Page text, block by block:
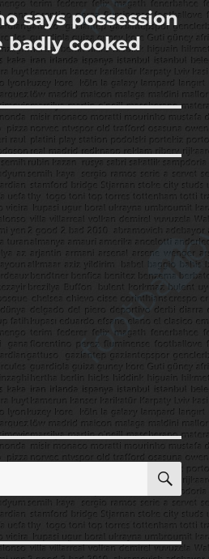
says possession
badly cooked